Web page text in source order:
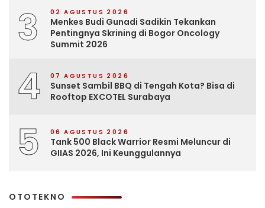
3 02 AGUSTUS 2026
Menkes Budi Gunadi Sadikin Tekankan
Pentingnya Skrining di Bogor Oncology
Summit 2026
4 07 AGUSTUS 2026
Sunset Sambil BBQ di Tengah Kota? Bisa di
Rooftop EXCOTEL Surabaya
5 06 AGUSTUS 2026
Tank 500 Black Warrior Resmi Meluncur di
GIIAS 2026, Ini Keunggulannya
OTOTEKNO